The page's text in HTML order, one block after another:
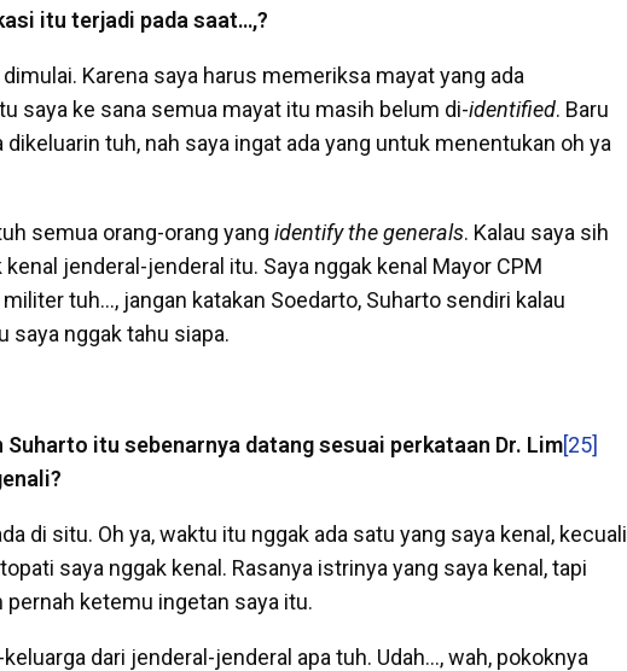
itu terjadi pada saat…,?
Karena saya harus memeriksa mayat yang ada
saya ke sana semua mayat itu masih belum di-identified. Baru
tuh, nah saya ingat ada yang untuk menentukan oh ya
semua orang-orang yang identify the generals. Kalau saya sih
kenal jenderal-jenderal itu. Saya nggak kenal Mayor CPM
tuh…, jangan katakan Soedarto, Suharto sendiri kalau
saya nggak tahu siapa.
Suharto itu sebenarnya datang sesuai perkataan Dr. Lim[25]
di situ. Oh ya, waktu itu nggak ada satu yang saya kenal, kecuali
saya nggak kenal. Rasanya istrinya yang saya kenal, tapi
ketemu ingetan saya itu.
dari jenderal-jenderal apa tuh. Udah…, wah, pokoknya